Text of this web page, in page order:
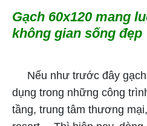
Gạch 60x120 mang
không gian sống đẹp
Nếu như trước đây
dụng trong những công
tầng, trung tâm thương